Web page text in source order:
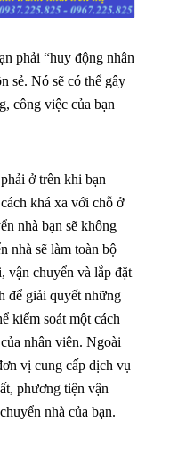
phải “huy động nhân
sẻ. Nó sẽ có thể gây
công việc của bạn
ở trên khi bạn
khá xa với chỗ ở
nhà bạn sẽ không
nhà sẽ làm toàn bộ
vận chuyển và lắp đặt
để giải quyết những
kiểm soát một cách
nhân viên. Ngoài
vị cung cấp dịch vụ
phương tiện vận
nhà của bạn.